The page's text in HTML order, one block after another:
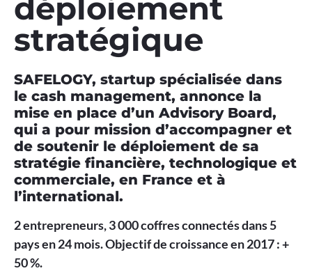
déploiement
stratégique
SAFELOGY, startup spécialisée dans
le cash management, annonce la
mise en place d’un Advisory Board,
qui a pour mission d’accompagner et
de soutenir le déploiement de sa
stratégie financière, technologique et
commerciale, en France et à
l’international.
2 entrepreneurs, 3 000 coffres connectés dans 5
pays en 24 mois. Objectif de croissance en 2017 : +
50 %.